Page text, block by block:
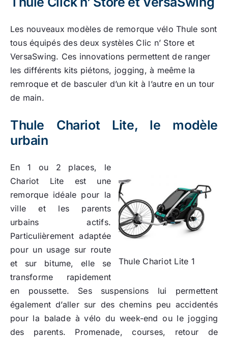
Les nouveaux modèles de remorque vélo Thule sont
tous équipés des deux systèles Clic n’ Store et
VersaSwing. Ces innovations permettent de ranger
les différents kits piétons, jogging, à meême la
remroque et de basculer d’un kit à l’autre en un tour
de main.
Thule Chariot Lite, le modèle
urbain
Thule Chariot Lite 1
En 1 ou 2 places, le
Chariot Lite est une
remorque idéale pour la
ville et les parents
urbains actifs.
Particulièrement adaptée
pour un usage sur route
et sur bitume, elle se
transforme rapidement
en poussette. Ses suspensions lui permettent
également d’aller sur des chemins peu accidentés
pour la balade à vélo du week-end ou le jogging
des parents. Promenade, courses, retour de